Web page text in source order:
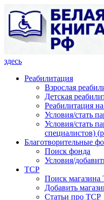
здесь
Реабилитация
Взрослая
Детская
Реабилитация
Условия/стать
Условия/стать
специалистов)
Благотворительные
Поиск фонда
Условия/
ТСР
Поиск
Добавить
Статьи про ТСР